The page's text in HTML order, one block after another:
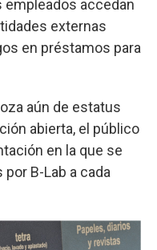
empleados accedan
externas
en préstamos para
aún de estatus
abierta, el público
en la que se
B-Lab a cada